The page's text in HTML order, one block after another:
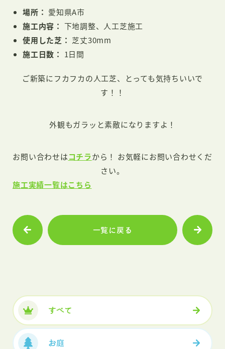
場所： 愛知県A市
施工内容： 下地調整、人工芝施工
使用した芝： 芝丈30mm
施工日数： 1日間
ご新築にフカフカの人工芝、とっても気持ちいいで
す！！
外観もガラッと素敵になりますよ！
お問い合わせはコチラから！ お気軽にお問い合わせくだ
さい。
施工実績一覧はこちら
一覧に戻る
すべて
お庭